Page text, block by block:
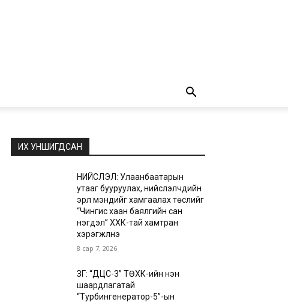
ИХ УНШИГДСАН
НИЙСЛЭЛ: Улаанбаатарын
утааг бууруулах, нийслэлчүүдийн
эрүүл мэндийг хамгаалах төслийг
“Чингис хаан баялгийн сан
нэгдэл” ХХК-тай хамтран
хэрэгжүүлнэ
8 сар 7, 2026
ЗГ: “ДЦС-3” ТӨХК-ийн нэн
шаардлагатай
“Турбингенератор-5”-ын